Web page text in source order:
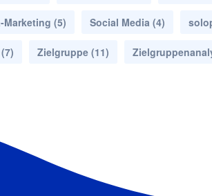
Marketing (5) Social Media (4)
(7) Zielgruppe (11)